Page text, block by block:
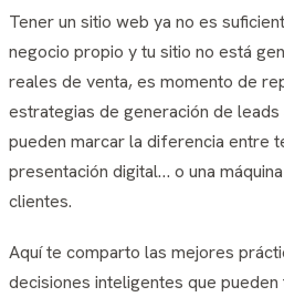
Tener un sitio web ya no es
negocio propio y tu sitio no está
reales de venta, es momento de
estrategias de generación de
pueden marcar la diferencia entre
presentación digital… o una
clientes.
Aquí te comparto las mejores
decisiones inteligentes que